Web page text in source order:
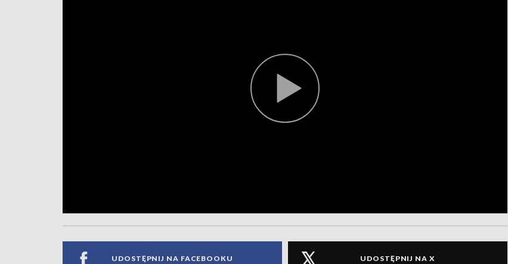
UDOSTĘPNIJ NA FACEBOOKU UDOSTĘPNIJ NA X